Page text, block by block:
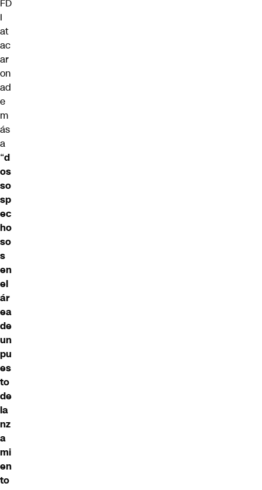
FD
I
at
ac
ar
on
ad
e
m
ás
a
“d
os
so
sp
ec
ho
so
s
en
el
ár
ea
de
un
pu
es
to
de
la
nz
a
mi
en
to